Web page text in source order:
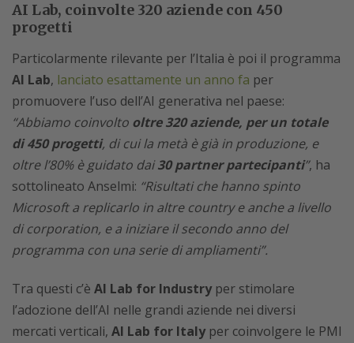
AI Lab, coinvolte 320 aziende con 450
progetti
Particolarmente rilevante per l’Italia è poi il programma
AI Lab, lanciato esattamente un anno fa per
promuovere l’uso dell’AI generativa nel paese:
“Abbiamo coinvolto oltre 320 aziende, per un totale
di 450 progetti, di cui la metà è già in produzione, e
oltre l’80% è guidato dai30 partner partecipanti”, ha
sottolineato Anselmi: “Risultati che hanno spinto
Microsoft a replicarlo in altre country e anche a livello
di corporation, e a iniziare il secondo anno del
programma con una serie di ampliamenti”.
Tra questi c’è AI Lab for Industryper stimolare
l’adozione dell’AI nelle grandi aziende nei diversi
mercati verticali, AI Lab for Italyper coinvolgere le PMI